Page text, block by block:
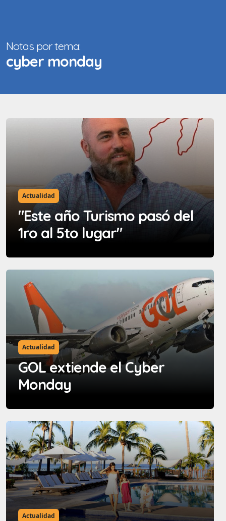
Notas por tema:
cyber monday
Actualidad
"Este año Turismo pasó del
1ro al 5to lugar"
Actualidad
GOL extiende el Cyber
Monday
Actualidad